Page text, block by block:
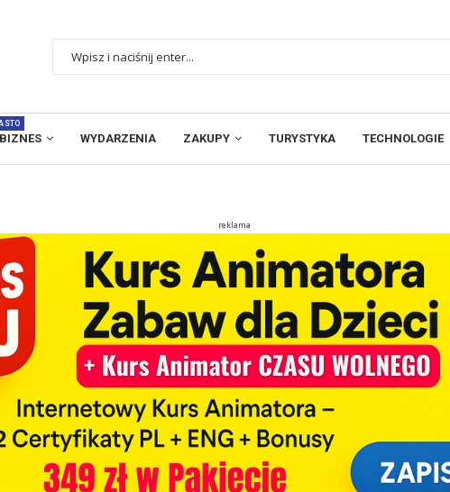
BIZNES WYDARZENIA ZAKUPY TURYSTYKA TECHNOLOGIE
reklama